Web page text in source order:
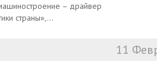
– драйвер
страны»,...
11